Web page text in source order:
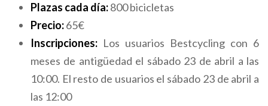
Plazas cada día:800 bicicletas
Precio:65€
Inscripciones: Los usuarios Bestcycling con 6
meses de antigüedad el sábado 23 de abril a las
10:00. El resto de usuarios el sábado 23 de abril a
las 12:00